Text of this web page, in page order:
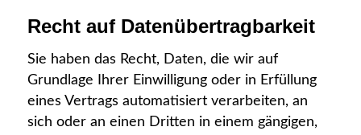
Recht auf Datenübertragbarkeit
Sie haben das Recht, Daten, die wir auf
Grundlage Ihrer Einwilligung oder in Erfüllung
eines Vertrags automatisiert verarbeiten, an
sich oder an einen Dritten in einem gängigen,